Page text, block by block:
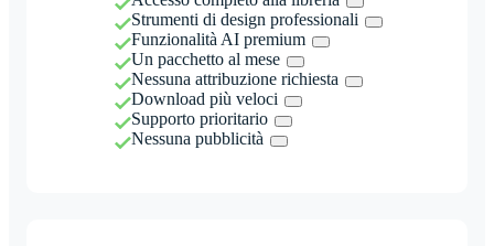
Strumenti di design professionali
Funzionalità AI premium
Un pacchetto al mese
Nessuna attribuzione richiesta
Download più veloci
Supporto prioritario
Nessuna pubblicità